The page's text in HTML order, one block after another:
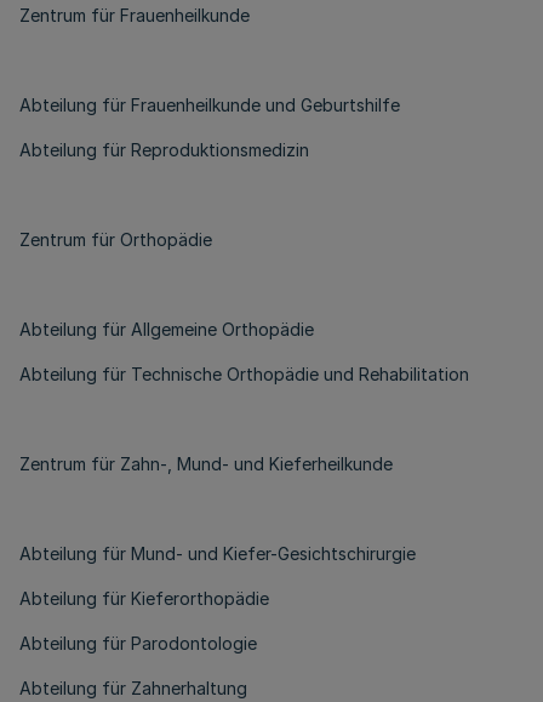
Zentrum für Frauenheilkunde
Abteilung für Frauenheilkunde und Geburtshilfe
Abteilung für Reproduktionsmedizin
Zentrum für Orthopädie
Abteilung für Allgemeine Orthopädie
Abteilung für Technische Orthopädie und Rehabilitation
Zentrum für Zahn-, Mund- und Kieferheilkunde
Abteilung für Mund- und Kiefer-Gesichtschirurgie
Abteilung für Kieferorthopädie
Abteilung für Parodontologie
Abteilung für Zahnerhaltung